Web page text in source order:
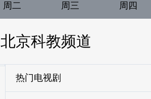
周二 周三 周四
北京科教频道
热门电视剧